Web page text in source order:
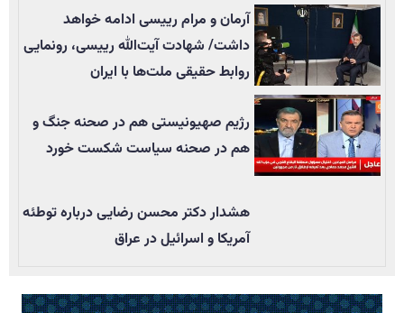
آرمان و مرام رییسی ادامه خواهد
داشت/ شهادت آیت‌الله رییسی، رونمایی
روابط حقیقی ملت‌ها با ایران
رژیم صهیونیستی هم در صحنه جنگ و
هم در صحنه سیاست شکست خورد
هشدار دکتر محسن رضایی درباره توطئه
آمریکا و اسرائیل در عراق